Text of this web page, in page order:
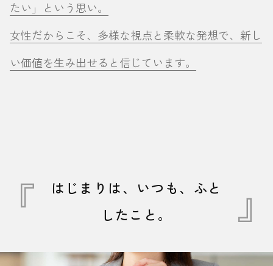
たい」という思い。
女性だからこそ、多様な視点と柔軟な発想で、新し
い価値を生み出せると信じています。
はじまりは、いつも、ふと
したこと。